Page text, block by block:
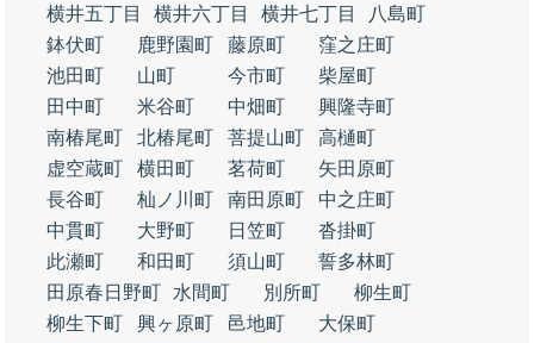
横井五丁目
横井六丁目 横井七丁目
八島町
鉢伏町
鹿野園町 藤原町
窪之庄町
池田町
山町 今市町
柴屋町
田中町
米谷町 中畑町
興隆寺町
南椿尾町
北椿尾町 菩提山町
高樋町
虚空蔵町
横田町 茗荷町
矢田原町
長谷町
杣ノ川町 南田原町
中之庄町
中貫町
大野町 日笠町
沓掛町
此瀬町
和田町 須山町
誓多林町
田原春日野町
水間町 別所町
柳生町
柳生下町
興ヶ原町 邑地町
大保町